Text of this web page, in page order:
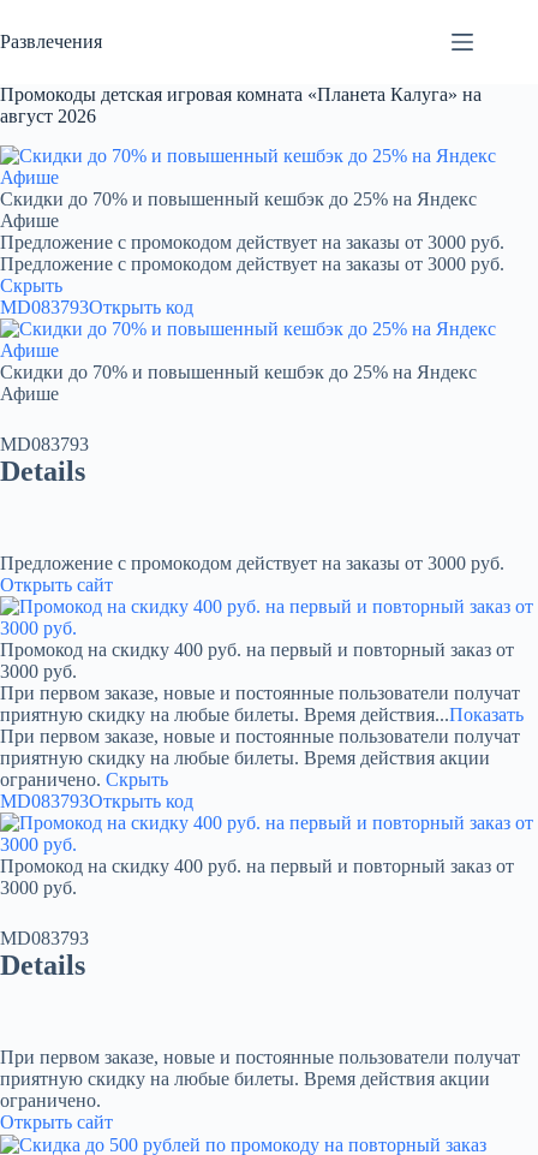
к
сути
Развлечения
Промокоды детская игровая комната «Планета Калуга» на
август 2026
Скидки до 70% и повышенный кешбэк до 25% на Яндекс
Афише
Предложение с промокодом действует на заказы от 3000 руб.
Предложение с промокодом действует на заказы от 3000 руб.
Скрыть
MD083793Открыть код
Скидки до 70% и повышенный кешбэк до 25% на Яндекс
Афише
MD083793
Details
Предложение с промокодом действует на заказы от 3000 руб.
Открыть сайт
Промокод на скидку 400 руб. на первый и повторный заказ от
3000 руб.
При первом заказе, новые и постоянные пользователи получат
приятную скидку на любые билеты. Время действия...Показать
При первом заказе, новые и постоянные пользователи получат
приятную скидку на любые билеты. Время действия акции
ограничено. Скрыть
MD083793Открыть код
Промокод на скидку 400 руб. на первый и повторный заказ от
3000 руб.
MD083793
Details
При первом заказе, новые и постоянные пользователи получат
приятную скидку на любые билеты. Время действия акции
ограничено.
Открыть сайт